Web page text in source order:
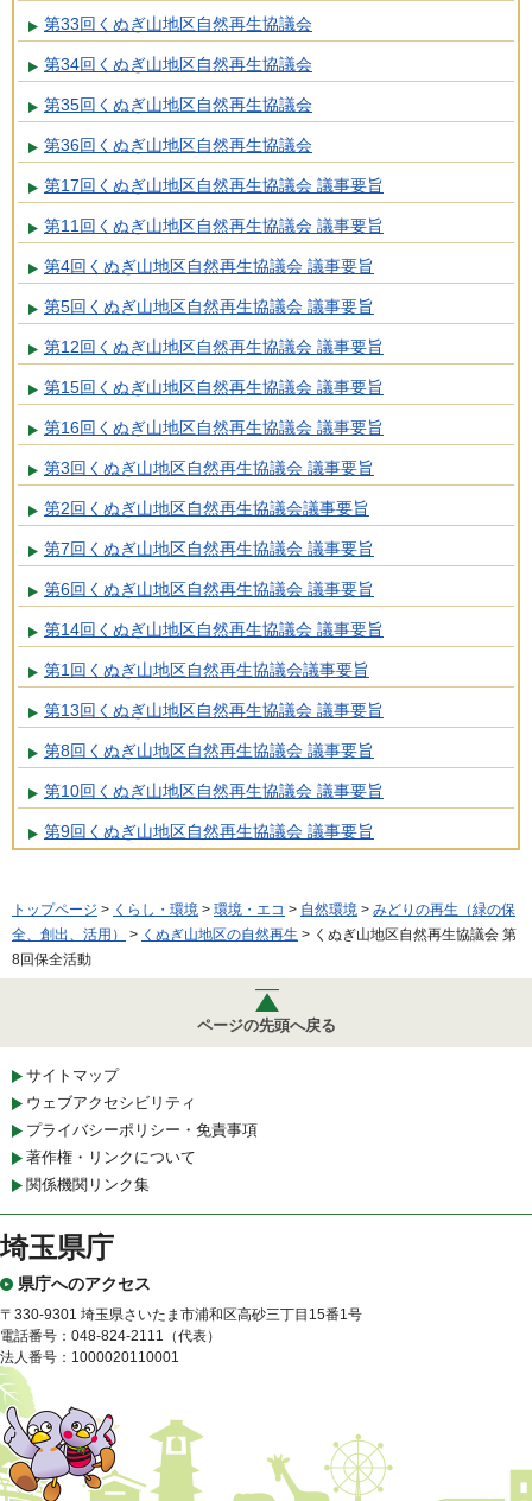
第33回くぬぎ山地区自然再生協議会
第34回くぬぎ山地区自然再生協議会
第35回くぬぎ山地区自然再生協議会
第36回くぬぎ山地区自然再生協議会
第17回くぬぎ山地区自然再生協議会 議事要旨
第11回くぬぎ山地区自然再生協議会 議事要旨
第4回くぬぎ山地区自然再生協議会 議事要旨
第5回くぬぎ山地区自然再生協議会 議事要旨
第12回くぬぎ山地区自然再生協議会 議事要旨
第15回くぬぎ山地区自然再生協議会 議事要旨
第16回くぬぎ山地区自然再生協議会 議事要旨
第3回くぬぎ山地区自然再生協議会 議事要旨
第2回くぬぎ山地区自然再生協議会議事要旨
第7回くぬぎ山地区自然再生協議会 議事要旨
第6回くぬぎ山地区自然再生協議会 議事要旨
第14回くぬぎ山地区自然再生協議会 議事要旨
第1回くぬぎ山地区自然再生協議会議事要旨
第13回くぬぎ山地区自然再生協議会 議事要旨
第8回くぬぎ山地区自然再生協議会 議事要旨
第10回くぬぎ山地区自然再生協議会 議事要旨
第9回くぬぎ山地区自然再生協議会 議事要旨
トップページ > くらし・環境 > 環境・エコ > 自然環境 > みどりの再生（緑の保
全、創出、活用）
> くぬぎ山地区の自然再生 > くぬぎ山地区自然再生協議会 第
8回保全活動
ページの先頭へ戻る
サイトマップ
ウェブアクセシビリティ
プライバシーポリシー・免責事項
著作権・リンクについて
関係機関リンク集
埼玉県庁
県庁へのアクセス
〒330-9301 埼玉県さいたま市浦和区高砂三丁目15番1号
電話番号：048-824-2111（代表）
法人番号：1000020110001